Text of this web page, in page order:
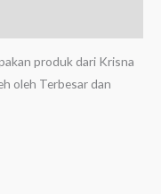
produk dari Krisna
oleh Terbesar dan